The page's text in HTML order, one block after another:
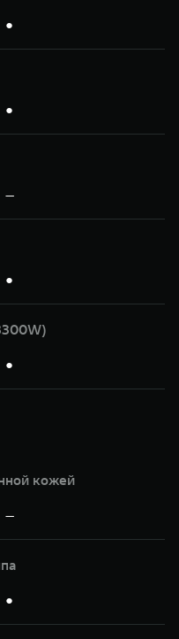
●
●
—
●
●
кожей
—
●